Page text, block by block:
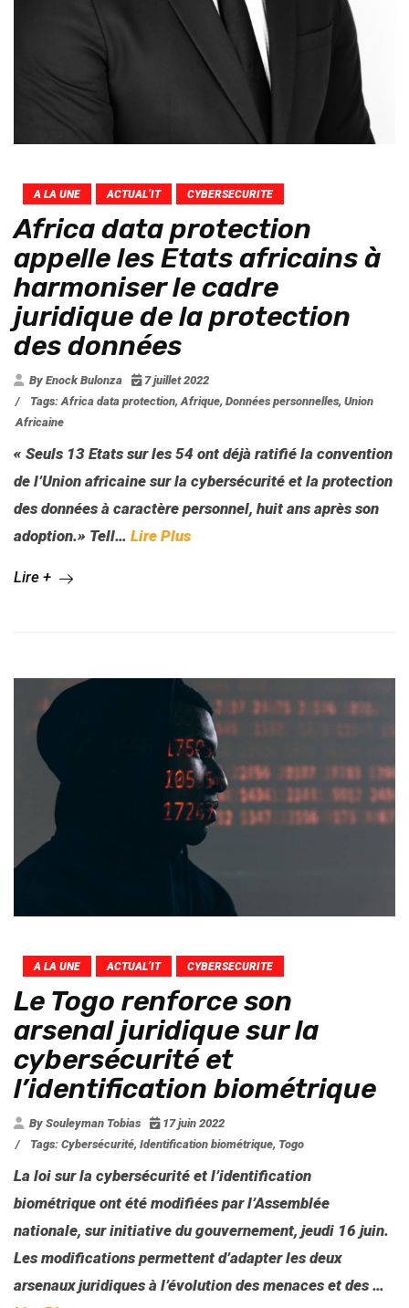
A LA UNE ACTUAL’IT CYBERSECURITE
Africa data protection
appelle les Etats africains à
harmoniser le cadre
juridique de la protection
des données
By Enock Bulonza
7 juillet 2022
/
Tags: Africa data protection, Afrique, Données personnelles, Union
Africaine
« Seuls 13 Etats sur les 54 ont déjà ratifié la convention
de l’Union africaine sur la cybersécurité et la protection
des données à caractère personnel, huit ans après son
adoption.» Tell… Lire Plus
Lire +
A LA UNE ACTUAL’IT CYBERSECURITE
Le Togo renforce son
arsenal juridique sur la
cybersécurité et
l’identification biométrique
By Souleyman Tobias
17 juin 2022
/
Tags: Cybersécurité, Identification biométrique, Togo
La loi sur la cybersécurité et l’identification
biométrique ont été modifiées par l’Assemblée
nationale, sur initiative du gouvernement, jeudi 16 juin.
Les modifications permettent d’adapter les deux
arsenaux juridiques à l’évolution des menaces et des …